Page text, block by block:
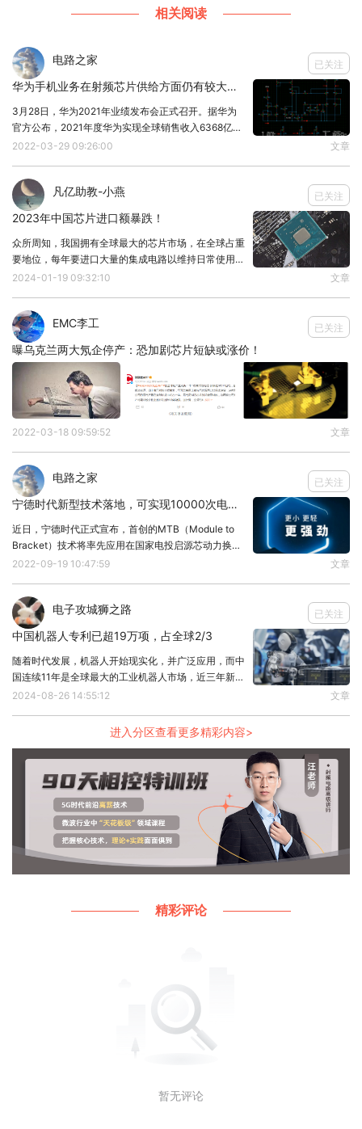
口申请表。经审查准予许可的，由商务部颁发两用物
简单来说，出口厂商若是想继续出口，必须向中国商
务部申请许可证，并需要报告海外买家及其申请的详
细信息，该规定将在2023年8月1日起正式生效！
根据商务部表示，对镓、锗相关物项实施出口管制，
确保其用于合法用途，目的旨在是为了维护本国国土
安全，而且是出口管制，并非禁止出口！
据了解，中国是全球富含镓、锗相关物国家之一，占
有镓的94%和锗的83%，这两类金属在芯片制造、通
信设备和国防电子等领域具有广泛的专业用途。
因此该项政策的公布，引发了欧美日韩等多国厂商的
担忧，因为没有这两类金属，芯片制造里许多关键环
节无法进行。
相关阅读
电路之家 已关注
华为手机业务在射频芯片供给方面仍有较大的困难
3月28日，华为2021年业绩发布会正式召开。据华为
官方公布，2021年度华为实现全球销售收入6368亿元
人民币，净利润高达1137亿元，同比增长75.9%。华
22.4%，再创历史新高。凡
2022-03-29 09:26:00 文章
凡亿助教-小燕 已关注
2023年中国芯片进口额暴跌！
众所周知，我国拥有全球最大的芯片市场，在全球占重
要地位，每年要进口大量的集成电路以维持日常使用，
然而2023年中国集成电路进口额暴跌。近日，海关总
电路进口数量为4795.6亿颗，同比减少10
2024-01-19 09:32:10 文章
EMC李工 已关注
曝乌克兰两大氖企停产：恐加剧芯片短缺或涨价！
2022-03-18 09:59:52 文章
电路之家 已关注
宁德时代新型技术落地，可实现10000次电池循环
近日，宁德时代正式宣布，首创的MTB（Module to
Bracket）技术将率先应用在国家电投启源芯动力换电
项目，也就是国家电投换电重卡车型。双碳背景下，重
重卡及工程机械给电池的布置空间有
2022-09-19 10:47:59 文章
电子攻城狮之路 已关注
中国机器人专利已超19万项，占全球2/3
随着时代发展，机器人开始现实化，并广泛应用，而中
国连续11年是全球最大的工业机器人市场，近三年新增
装机量占全球一半以上。近期，2024世界机器人大会
数据，中国在机器人领域的有效专利数量已超过1
2024-08-26 14:55:12 文章
进入分区查看更多精彩内容>
精彩评论
暂无评论